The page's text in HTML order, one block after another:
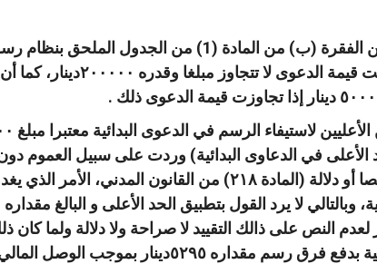
2️⃣ بين المشرع في البند (١) من الفقرة (ب) من
الأعلى في الدعاوى البدائية) وردت على سبيل العموم
إطلاقه إذا لم يقم دليل التقييد نصا أو دلالة (المادة ٢١٨)
لعدم النص على ذالك التقييد لا صراحة ولا دلالة ولما
واتساب
إن